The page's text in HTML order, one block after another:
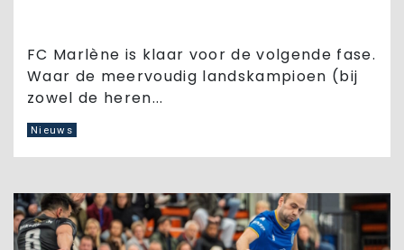
FC Marlène is klaar voor de volgende fase.
Waar de meervoudig landskampioen (bij
zowel de heren...
Nieuws